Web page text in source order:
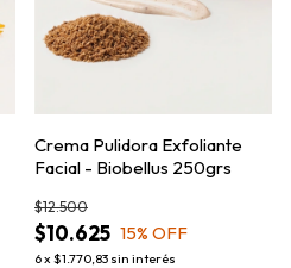
Crema Pulidora Exfoliante
Facial - Biobellus 250grs
$10.625
$12.500
15% OFF
6x $1.770,83 sin interés